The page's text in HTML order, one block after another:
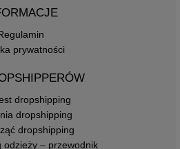
prywatności
dropshipping
dropshipping
dropshipping
odzieży – przewodnik